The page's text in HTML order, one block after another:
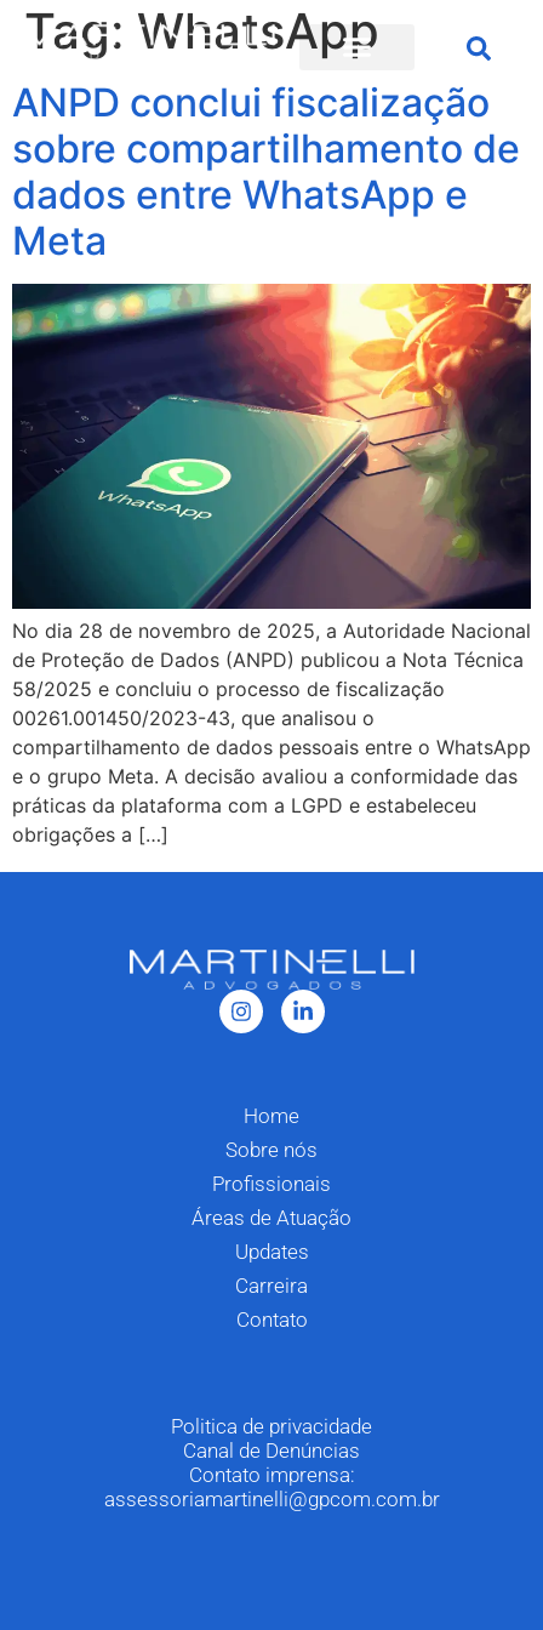
Tag: WhatsApp
ANPD conclui fiscalização
sobre compartilhamento de
dados entre WhatsApp e
Meta
No dia 28 de novembro de 2025, a Autoridade Nacional
de Proteção de Dados (ANPD) publicou a Nota Técnica
58/2025 e concluiu o processo de fiscalização
00261.001450/2023-43, que analisou o
compartilhamento de dados pessoais entre o WhatsApp
e o grupo Meta. A decisão avaliou a conformidade das
práticas da plataforma com a LGPD e estabeleceu
obrigações a […]
Home
Sobre nós
Profissionais
Áreas de Atuação
Updates
Carreira
Contato
Politica de privacidade
Canal de Denúncias
Contato imprensa:
assessoriamartinelli@gpcom.com.br